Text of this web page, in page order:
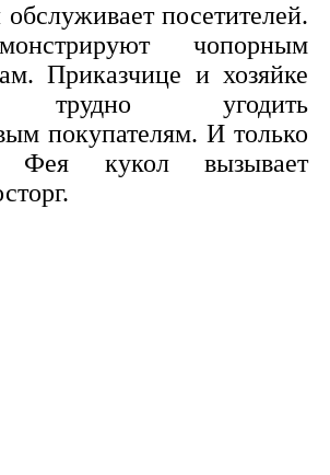
посетителей.
чопорным
Приказчице и хозяйке
трудно угодить
покупателям. И только
Фея кукол вызывает